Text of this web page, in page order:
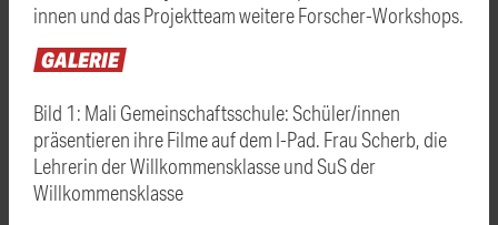
innen und das Projektteam weitere Forscher-Workshops.
GALERIE
Bild 1: Mali Gemeinschaftsschule: Schüler/innen
präsentieren ihre Filme auf dem I-Pad. Frau Scherb, die
Lehrerin der Willkommensklasse und SuS der
Willkommensklasse